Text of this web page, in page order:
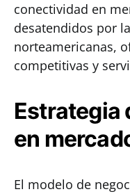
conectividad en
desatendidos por
norteamericanas,
competitivas y
Estrategia
en
El modelo de